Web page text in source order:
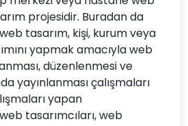
projesidir. Buradan da
tasarım, kişi, kurum veya
yapmak amacıyla web
düzenlenmesi ve
yayınlanması çalışmaları
yapan
tasarımcıları, web